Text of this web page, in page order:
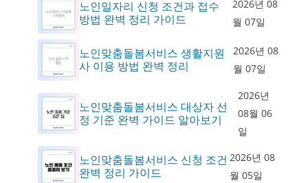
노인일자리 신청 조건과 접수
방법 완벽 정리 가이드
2026년 08
월 07일
노인맞춤돌봄서비스 생활지원
사 이용 방법 완벽 정리
2026년 08
월 07일
노인맞춤돌봄서비스 대상자 선
정 기준 완벽 가이드 알아보기
2026년
08월 06
일
노인맞춤돌봄서비스 신청 조건
완벽 정리 가이드
2026년 08
월 05일